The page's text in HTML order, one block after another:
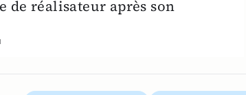
de réalisateur après son